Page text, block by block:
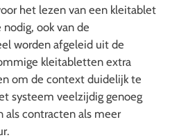
het lezen van een kleitablet
ook van de
worden afgeleid uit de
kleitabletten extra
om de context duidelijk te
systeem veelzijdig genoeg
als contracten als meer